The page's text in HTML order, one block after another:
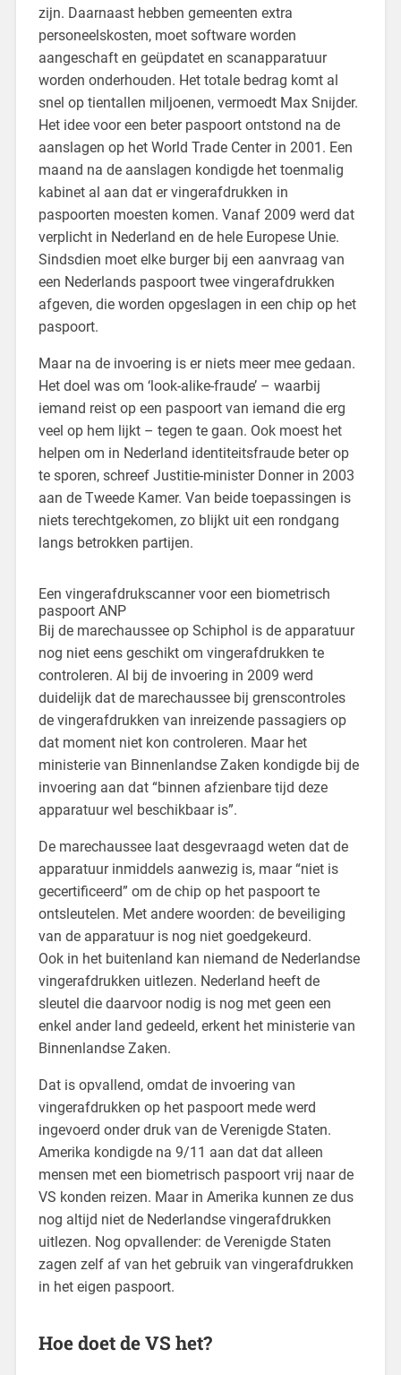
zijn. Daarnaast hebben gemeenten extra
personeelskosten, moet software worden
aangeschaft en geüpdatet en scanapparatuur
worden onderhouden. Het totale bedrag komt al
snel op tientallen miljoenen, vermoedt Max Snijder.
Het idee voor een beter paspoort ontstond na de
aanslagen op het World Trade Center in 2001. Een
maand na de aanslagen kondigde het toenmalig
kabinet al aan dat er vingerafdrukken in
paspoorten moesten komen. Vanaf 2009 werd dat
verplicht in Nederland en de hele Europese Unie.
Sindsdien moet elke burger bij een aanvraag van
een Nederlands paspoort twee vingerafdrukken
afgeven, die worden opgeslagen in een chip op het
paspoort.
Maar na de invoering is er niets meer mee gedaan.
Het doel was om ‘look-alike-fraude’ – waarbij
iemand reist op een paspoort van iemand die erg
veel op hem lijkt – tegen te gaan. Ook moest het
helpen om in Nederland identiteitsfraude beter op
te sporen, schreef Justitie-minister Donner in 2003
aan de Tweede Kamer. Van beide toepassingen is
niets terechtgekomen, zo blijkt uit een rondgang
langs betrokken partijen.
Een vingerafdrukscanner voor een biometrisch
paspoortANP
Bij de marechaussee op Schiphol is de apparatuur
nog niet eens geschikt om vingerafdrukken te
controleren. Al bij de invoering in 2009 werd
duidelijk dat de marechaussee bij grenscontroles
de vingerafdrukken van inreizende passagiers op
dat moment niet kon controleren. Maar het
ministerie van Binnenlandse Zaken kondigde bij de
invoering aan dat “binnen afzienbare tijd deze
apparatuur wel beschikbaar is”.
De marechaussee laat desgevraagd weten dat de
apparatuur inmiddels aanwezig is, maar “niet is
gecertificeerd” om de chip op het paspoort te
ontsleutelen. Met andere woorden: de beveiliging
van de apparatuur is nog niet goedgekeurd.
Ook in het buitenland kan niemand de Nederlandse
vingerafdrukken uitlezen. Nederland heeft de
sleutel die daarvoor nodig is nog met geen een
enkel ander land gedeeld, erkent het ministerie van
Binnenlandse Zaken.
Dat is opvallend, omdat de invoering van
vingerafdrukken op het paspoort mede werd
ingevoerd onder druk van de Verenigde Staten.
Amerika kondigde na 9/11 aan dat dat alleen
mensen met een biometrisch paspoort vrij naar de
VS konden reizen. Maar in Amerika kunnen ze dus
nog altijd niet de Nederlandse vingerafdrukken
uitlezen. Nog opvallender: de Verenigde Staten
zagen zelf af van het gebruik van vingerafdrukken
in het eigen paspoort.
Hoe doet de VS het?